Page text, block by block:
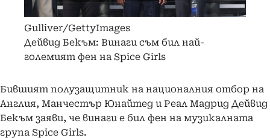
Gulliver/GettyImages
Дейвид Бекъм: Винаги съм бил най-
големият фен на Spice Girls
Бившият полузащитник на националния отбор на
Англия, Манчестър Юнайтед и Реал Мадрид Дейвид
Бекъм заяви, че винаги е бил фен на музикалната
група Spice Girls.